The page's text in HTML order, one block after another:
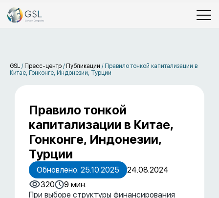
GSL / Пресс-центр / Публикации / Правило тонкой капитализации в
Китае, Гонконге, Индонезии, Турции
Правило тонкой
капитализации в Китае,
Гонконге, Индонезии,
Турции
Обновлено: 25.10.2025
24.08.2024
320
9 мин.
При выборе структуры финансирования